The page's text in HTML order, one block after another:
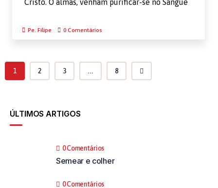
Cristo. Ó almas, venham purificar-se no Sangue
Pe. Filipe 0 Comentários
1 2 3 ... 8
ÚLTIMOS ARTIGOS
0 Comentários
Semear e colher
0 Comentários